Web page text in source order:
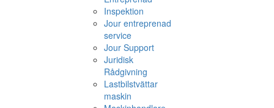
Inspektion
Jour entreprenad
service
Jour Support
Juridisk
Rådgivning
Lastbilstvättar
maskin